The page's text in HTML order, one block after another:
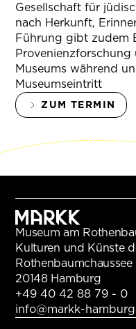
Gesellschaft für
nach Herkunft,
Führung gibt zudem
Museums während
Museumseintritt
ZUM TERMIN
Museum am
Kulturen und Künste
Rothenbaumchaussee
20148 Hamburg
+49 40 42 88 79 - 0
info@markk-